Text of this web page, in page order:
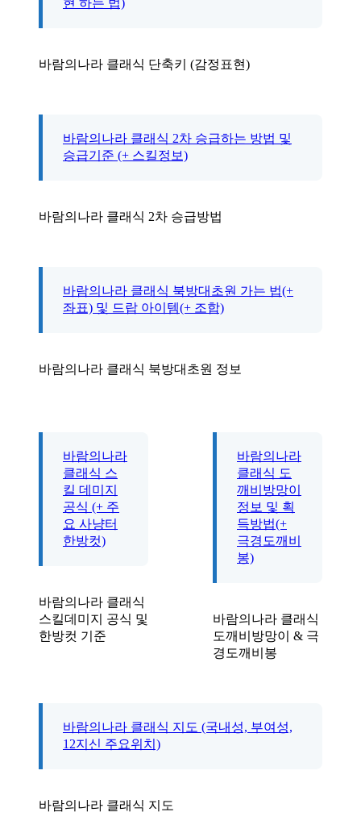
현 하는 법)
바람의나라 클래식 단축키 (감정표현)
바람의나라 클래식 2차 승급하는 방법 및
승급기준 (+ 스킬정보)
바람의나라 클래식 2차 승급방법
바람의나라 클래식 북방대초원 가는 법(+
좌표) 및 드랍 아이템(+ 조합)
바람의나라 클래식 북방대초원 정보
바람의나라
클래식 스
킬 데미지
공식 (+ 주
요 사냥터
한방컷)
바람의나라 클래식
스킬데미지 공식 및
한방컷 기준
바람의나라
클래식 도
깨비방망이
정보 및 획
득방법(+
극경도깨비
봉)
바람의나라 클래식
도깨비방망이 & 극
경도깨비봉
바람의나라 클래식 지도 (국내성, 부여성,
12지신 주요위치)
바람의나라 클래식 지도